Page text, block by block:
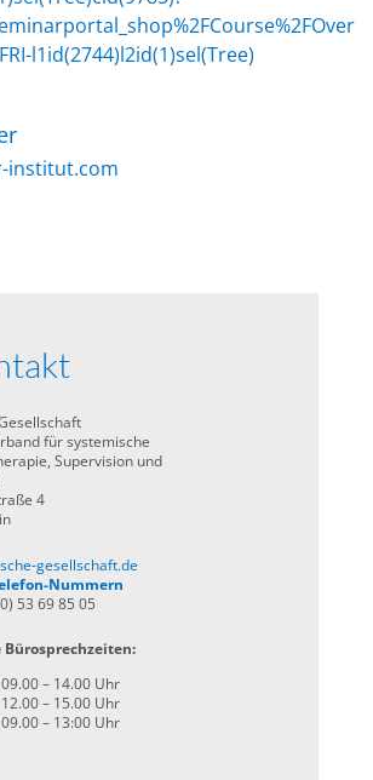
l1id(2744)l2id(1)sel(Tree)
institut.com
für systemische
Supervision und
4
gesellschaft.de
Nummern
53 69 85 05
Bürosprechzeiten:
09.00 – 14.00 Uhr
12.00 – 15.00 Uhr
09.00 – 13:00 Uhr